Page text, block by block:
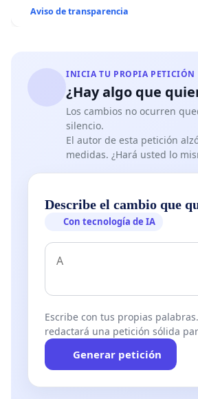
Aviso de transparencia
INICIA TU PROPIA PETICIÓN
¿Hay algo que
Los cambios no ocurren
silencio.
El autor de esta petición
medidas. ¿Hará usted lo
Describe el cambio que
Con tecnología de IA
Escribe con tus propias
redactará una petición sólida
Generar petición